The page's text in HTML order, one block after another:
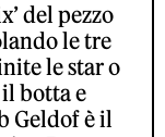
del pezzo
le tre
le star o
botta e
Geldof è il